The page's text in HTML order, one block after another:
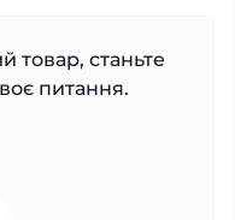
товар, станьте
питання.